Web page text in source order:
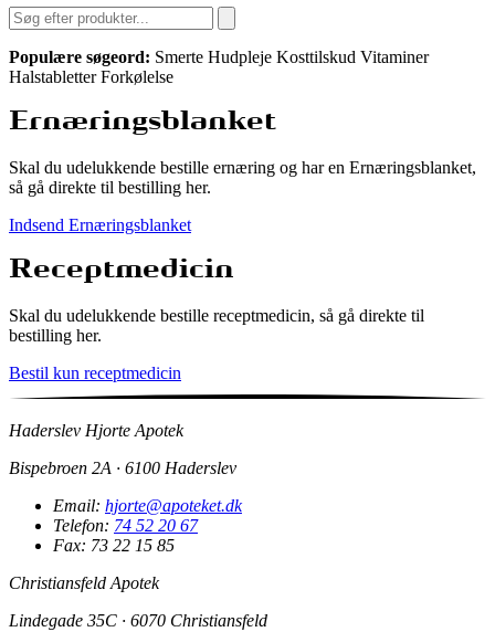
Populære søgeord: Smerte Hudpleje Kosttilskud Vitaminer
Halstabletter Forkølelse
Ernæringsblanket
Skal du udelukkende bestille ernæring og har en Ernæringsblanket,
så gå direkte til bestilling her.
Indsend Ernæringsblanket
Receptmedicin
Skal du udelukkende bestille receptmedicin, så gå direkte til
bestilling her.
Bestil kun receptmedicin
Haderslev Hjorte Apotek
Bispebroen 2A · 6100 Haderslev
Email: hjorte@apoteket.dk
Telefon: 74 52 20 67
Fax: 73 22 15 85
Christiansfeld Apotek
Lindegade 35C · 6070 Christiansfeld